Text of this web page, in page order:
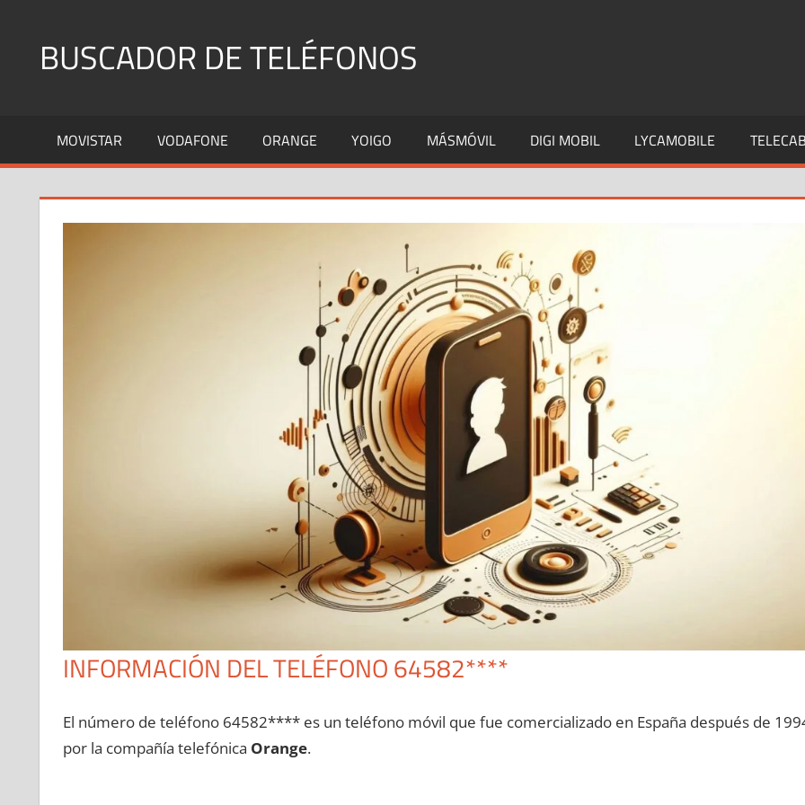
contenidoBUSCADOR DE TELÉFONOS
Fijos
y
MOVISTAR VODAFONE ORANGE YOIGO MÁSMÓVIL DIGI MOBIL LYCAMOBILE
INFORMACIÓN DEL TELÉFONO 64582****
El número dе teléfono 64582**** es un teléfono móvil quе fue comercializado en España después dе
pοr la compañía telefónica Orange.